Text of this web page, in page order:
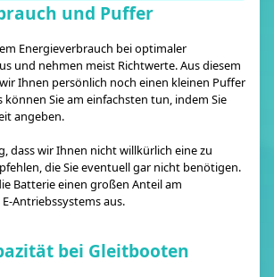
und Puffer
Energieverbrauch bei optimaler
und nehmen meist Richtwerte. Aus diesem
Ihnen persönlich noch einen kleinen Puffer
können Sie am einfachsten tun, indem Sie
angeben.
dass wir Ihnen nicht willkürlich eine zu
die Sie eventuell gar nicht benötigen.
Batterie einen großen Anteil am
Antriebssystems aus.
bei Gleitbooten